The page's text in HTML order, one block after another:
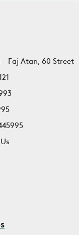
- Faj Atan, 60 Street